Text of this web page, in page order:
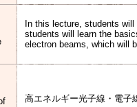
In this lecture, students
students will learn the
electron beams, which will
高エネルギー光子線・電子